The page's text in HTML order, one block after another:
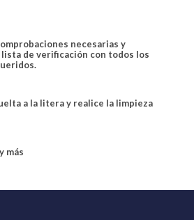
necesarias y
de verificación con todos los
a la litera y realice la limpieza
más